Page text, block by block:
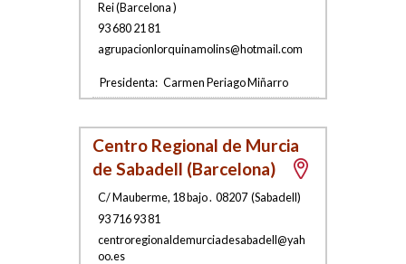
Rei(Barcelona)
93 680 21 81
agrupacionlorquinamolins@hotmail.com
Presidenta: Carmen Periago Miñarro
Centro Regional de Murcia
de Sabadell (Barcelona)
C/ Mauberme, 18 bajo.08207 (Sabadell)
93 716 93 81
centroregionaldemurciadesabadell@yah
oo.es